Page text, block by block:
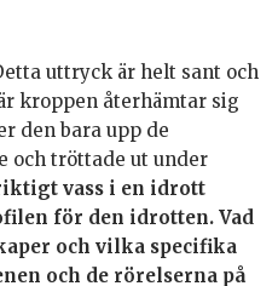
uttryck är helt sant och
kroppen återhämtar sig
den bara upp de
och tröttade ut under
vass i en idrott
för den idrotten. Vad
och vilka specifika
och de rörelserna på